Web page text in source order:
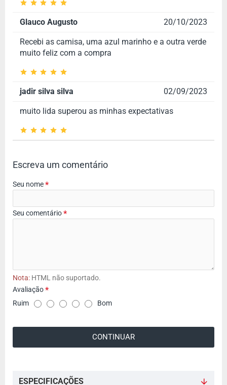
Glauco Augusto 20/10/2023
Recebi as camisa, uma azul marinho e a outra verde
muito feliz com a compra
jadir silva silva 02/09/2023
muito lida superou as minhas expectativas
Escreva um comentário
Seu nome
Seu comentário
Nota: HTML não suportado.
A
a
Avaliação
Ruim
Bom
CONTINUAR
ESPECIFICAÇÕES